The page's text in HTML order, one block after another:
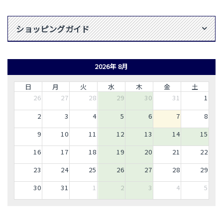
ショッピングガイド
2026年 8月
日 月 火 水 木 金
土
26
27 28 29 30 31
1
2
3 4 5 6 7
8
9
10 11 12 13 14
15
16
17 18 19 20 21
22
23
24 25 26 27 28
29
30
31 1 2 3 4 5